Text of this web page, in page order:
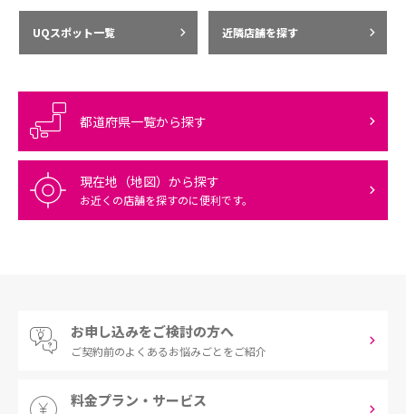
UQスポット一覧 近隣店舗を探す
都道府県一覧から探す
現在地（地図）から探す
お近くの店舗を探すのに便利です。
お申し込みをご検討の方へ
ご契約前のよくあるお悩みごとをご紹介
料金プラン・サービス